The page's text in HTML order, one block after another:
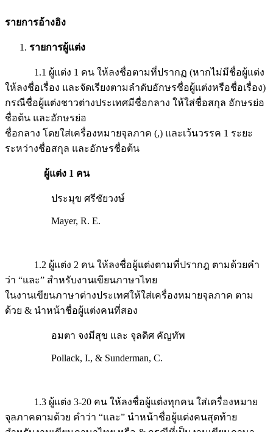
รายการอ้างอิง
รายการผู้แต่ง
1.1 ผู้แต่ง 1 คน ให้ลงชื่อตามที่ปรากฏ (หากไม่มีชื่อผู้แต่ง
ให้ลงชื่อเรื่อง และจัดเรียงตามลำดับอักษรชื่อผู้แต่งหรือชื่อเรื่อง)
กรณีชื่อผู้แต่งชาวต่างประเทศมีชื่อกลาง ให้ใส่ชื่อสกุล อักษรย่อ
ชื่อต้น และอักษรย่อ
ชื่อกลาง โดยใส่เครื่องหมายจุลภาค (,) และเว้นวรรค 1 ระยะ
ระหว่างชื่อสกุล และอักษรชื่อต้น
ผู้แต่ง 1 คน
ประมุข ศรีชัยวงษ์
Mayer, R. E.
1.2 ผู้แต่ง 2 คน ให้ลงชื่อผู้แต่งตามที่ปรากฎ ตามด้วยคำ
ว่า “และ” สำหรับงานเขียนภาษาไทย
ในงานเขียนภาษาต่างประเทศให้ใส่เครื่องหมายจุลภาค ตาม
ด้วย & นำหน้าชื่อผู้แต่งคนที่สอง
อมตา จงมีสุข และ จุลดิศ คัญทัพ
Pollack, I., & Sunderman, C.
1.3 ผู้แต่ง 3-20 คน ให้ลงชื่อผู้แต่งทุกคน ใส่เครื่องหมาย
จุลภาคตามด้วย คำว่า “และ” นำหน้าชื่อผู้แต่งคนสุดท้าย